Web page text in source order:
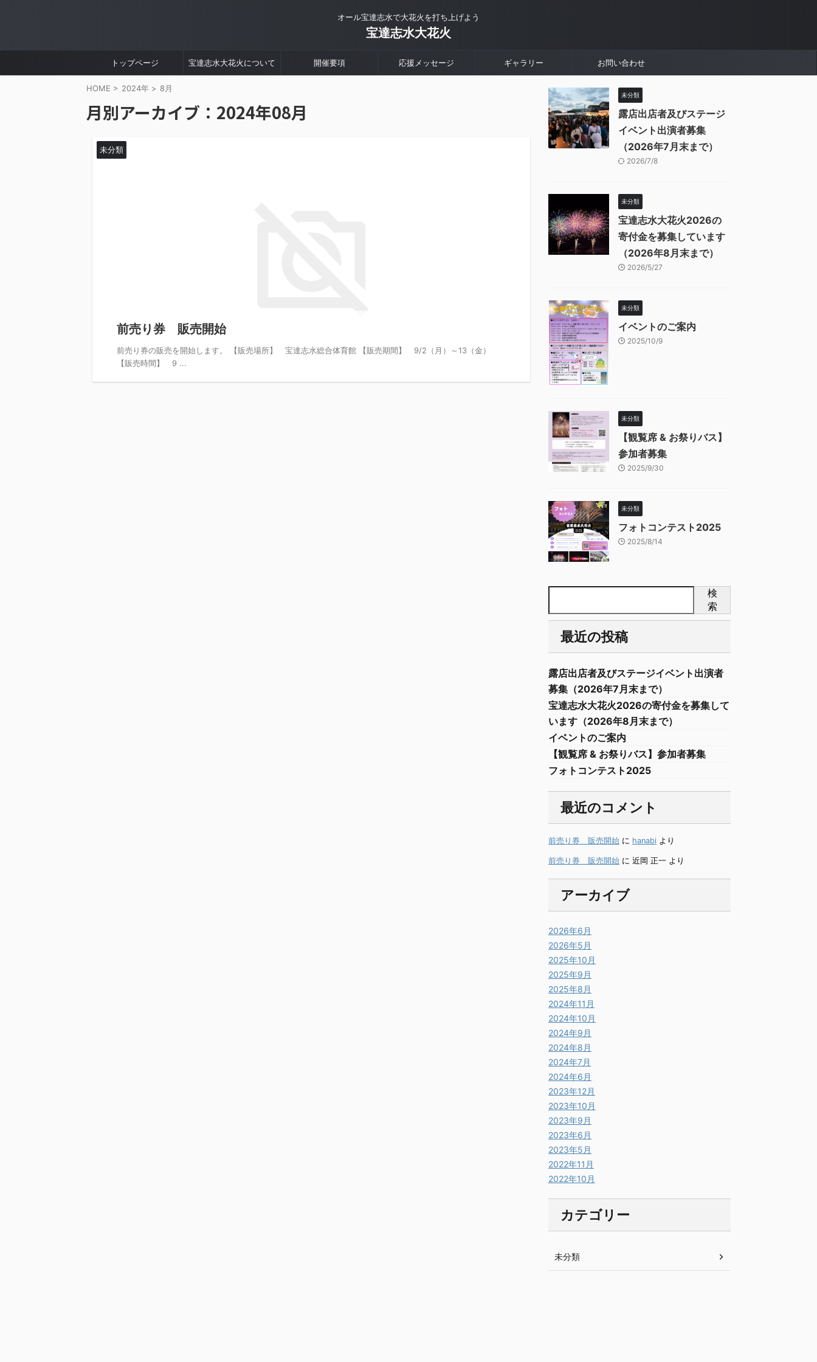
オール宝達志水で大花火を打ち上げよう
宝達志水大花火
トップページ 宝達志水大花火について 開催要項 応援メッセージ ギャラリー お問い合わせ
HOME > 2024年 > 8月
月別アーカイブ：2024年08月
未分類
前売り券 販売開始
前売り券の販売を開始します。 【販売場所】 宝達志水総合体育館 【販売期間】 9/2（月）～13（金）
【販売時間】 9 ...
未分類
露店出店者及びステージ
イベント出演者募集
（2026年7月末まで）
2026/7/8
未分類
宝達志水大花火2026の
寄付金を募集しています
（2026年8月末まで）
2026/5/27
未分類
イベントのご案内
2025/10/9
未分類
【観覧席 & お祭りバス】
参加者募集
2025/9/30
未分類
フォトコンテスト2025
2025/8/14
検
索
最近の投稿
露店出店者及びステージイベント出演者
募集（2026年7月末まで）
宝達志水大花火2026の寄付金を募集して
います（2026年8月末まで）
イベントのご案内
【観覧席 & お祭りバス】参加者募集
フォトコンテスト2025
最近のコメント
前売り券 販売開始 に hanabi より
前売り券 販売開始 に 近岡 正一 より
アーカイブ
2026年6月
2026年5月
2025年10月
2025年9月
2025年8月
2024年11月
2024年10月
2024年9月
2024年8月
2024年7月
2024年6月
2023年12月
2023年10月
2023年9月
2023年6月
2023年5月
2022年11月
2022年10月
カテゴリー
未分類